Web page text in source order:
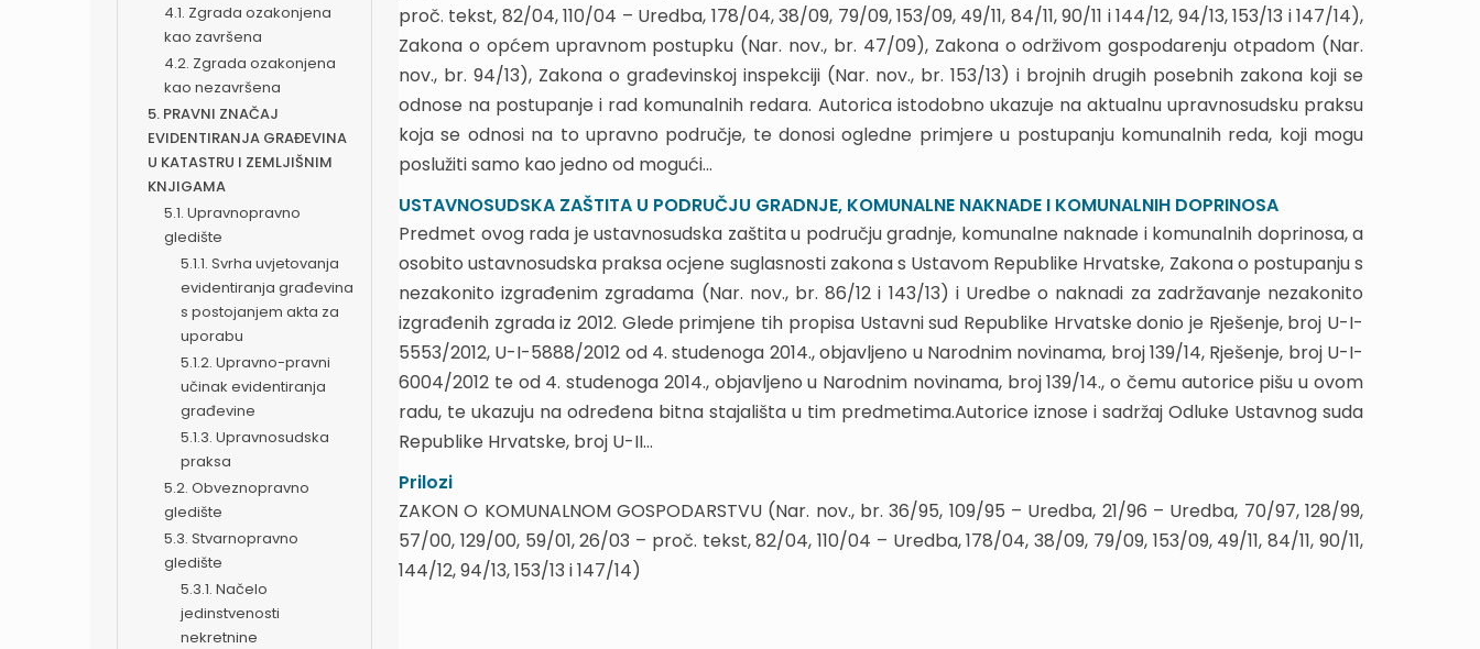
4.1. Zgrada ozakonjena
kao završena
4.2. Zgrada ozakonjena
kao nezavršena
5. PRAVNI ZNAČAJ
EVIDENTIRANJA GRAĐEVINA
U KATASTRU I ZEMLJIŠNIM
KNJIGAMA
5.1. Upravnopravno
gledište
5.1.1. Svrha uvjetovanja
evidentiranja građevina
s postojanjem akta za
uporabu
5.1.2. Upravno-pravni
učinak evidentiranja
građevine
5.1.3. Upravnosudska
praksa
5.2. Obveznopravno
gledište
5.3. Stvarnopravno
gledište
5.3.1. Načelo
jedinstvenosti
nekretnine
proč. tekst, 82/04, 110/04 – Uredba, 178/04, 38/09, 79/09, 153/09, 49/11, 84/11, 90/11 i 144/12, 94/13, 153/13 i 147/14),
Zakona o općem upravnom postupku (Nar. nov., br. 47/09), Zakona o održivom gospodarenju otpadom (Nar.
nov., br. 94/13), Zakona o građevinskoj inspekciji (Nar. nov., br. 153/13) i brojnih drugih posebnih zakona koji se
odnose na postupanje i rad komunalnih redara. Autorica istodobno ukazuje na aktualnu upravnosudsku praksu
koja se odnosi na to upravno područje, te donosi ogledne primjere u postupanju komunalnih reda, koji mogu
poslužiti samo kao jedno od mogući...
USTAVNOSUDSKA ZAŠTITA U PODRUČJU GRADNJE, KOMUNALNE NAKNADE I KOMUNALNIH DOPRINOSA
Predmet ovog rada je ustavnosudska zaštita u području gradnje, komunalne naknade i komunalnih doprinosa, a
osobito ustavnosudska praksa ocjene suglasnosti zakona s Ustavom Republike Hrvatske, Zakona o postupanju s
nezakonito izgrađenim zgradama (Nar. nov., br. 86/12 i 143/13) i Uredbe o naknadi za zadržavanje nezakonito
izgrađenih zgrada iz 2012. Glede primjene tih propisa Ustavni sud Republike Hrvatske donio je Rješenje, broj U-I-
5553/2012, U-I-5888/2012 od 4. studenoga 2014., objavljeno u Narodnim novinama, broj 139/14, Rješenje, broj U-I-
6004/2012 te od 4. studenoga 2014., objavljeno u Narodnim novinama, broj 139/14., o čemu autorice pišu u ovom
radu, te ukazuju na određena bitna stajališta u tim predmetima.Autorice iznose i sadržaj Odluke Ustavnog suda
Republike Hrvatske, broj U-II...
Prilozi
ZAKON O KOMUNALNOM GOSPODARSTVU (Nar. nov., br. 36/95, 109/95 – Uredba, 21/96 – Uredba, 70/97, 128/99,
57/00, 129/00, 59/01, 26/03 – proč. tekst, 82/04, 110/04 – Uredba, 178/04, 38/09, 79/09, 153/09, 49/11, 84/11, 90/11,
144/12, 94/13, 153/13 i 147/14)